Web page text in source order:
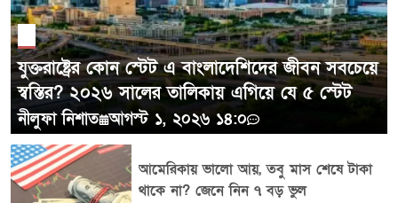
বাড়িয়ে দিচ্ছে। ফলে কলেজের খরচ মেটাতে স্কলারশিপ,
ফিন্যান্সিয়াল এইড, শিক্ষাঋণ, পার্টটাইম চাকরি কিংবা পরিবারের
আর্থিক সহায়তার ওপর নির্ভর করতে হচ্ছে অনেক শিক্ষার্থীকে।
১৯৭৮ সালের হিসাব তাই শুধু পুরোনো দিনের একটি আকর্ষণীয়
পরিসংখ্যান নয়। এটি দেখায়, একসময় সামারের একটি
মিনামাম ওয়েজ চাকরির আয় দিয়ে পাবলিক বিশ্ববিদ্যালয়ের
পুরো বছরের গড় টিউশন মেটানো সম্ভব ছিল, যে বাস্তবতা
আজকের অনেক মার্কিন শিক্ষার্থীর কাছে অনেকটাই দূরের স্মৃতি।
যুক্তরাষ্ট্রের কোন স্টেট এ বাংলাদেশিদের জীবন সবচেয়ে
স্বস্তির? ২০২৬ সালের তালিকায় এগিয়ে যে ৫ স্টেট
নীলুফা নিশাত আগস্ট ১, ২০২৬ ১৪:০
আমেরিকায় ভালো আয়, তবু মাস শেষে টাকা
থাকে না? জেনে নিন ৭ বড় ভুল